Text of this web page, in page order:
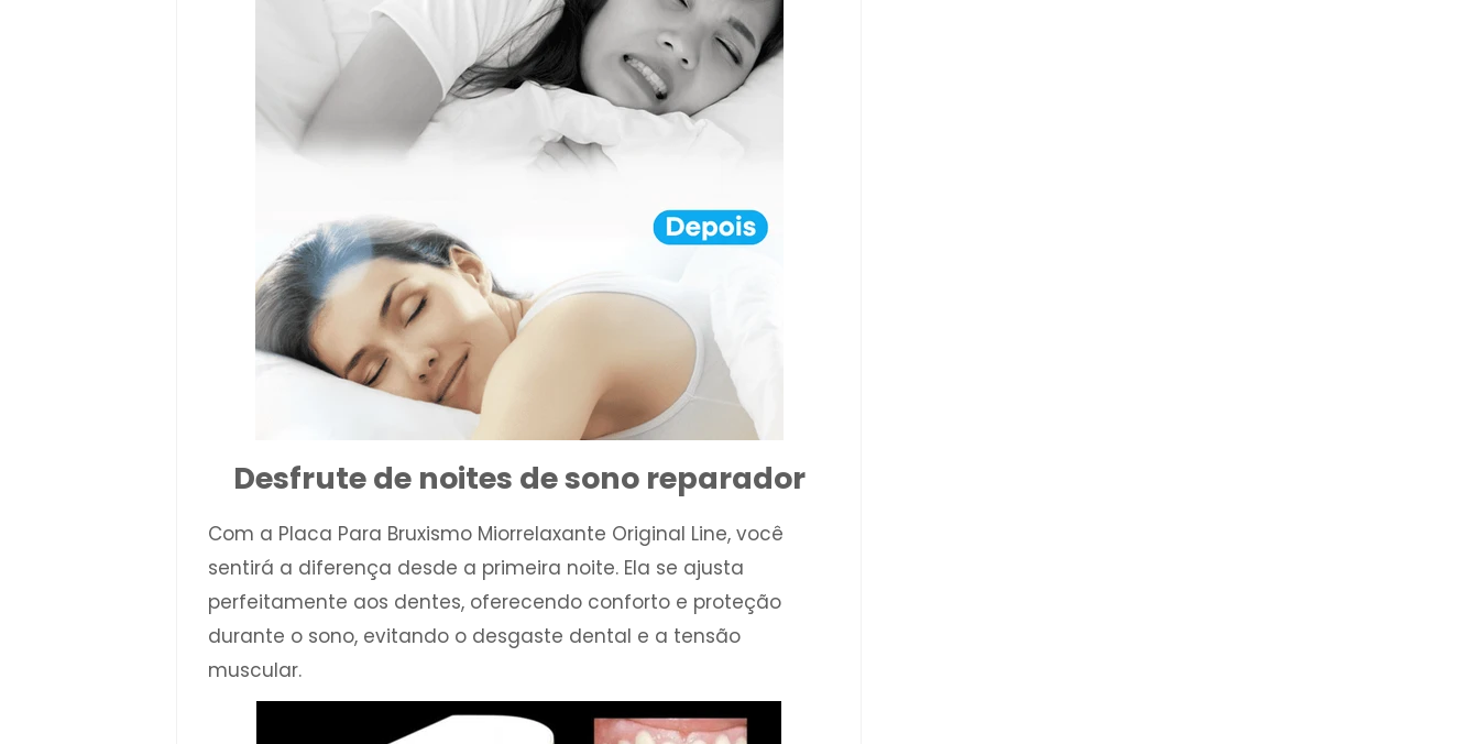
Desfrute de noites de sono reparador
Com a Placa Para Bruxismo Miorrelaxante Original Line, você
sentirá a diferença desde a primeira noite. Ela se ajusta
perfeitamente aos dentes, oferecendo conforto e proteção
durante o sono, evitando o desgaste dental e a tensão
muscular.